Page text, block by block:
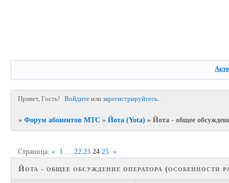
Привет, Гость! Войдите илизарегистрируйтесь.
»Форум абонентов МТС »Йота (Yota) »Йота - общее
Йота - общее обсуждение оператора (особенности
Страница:« 1 22 23 24 25 »